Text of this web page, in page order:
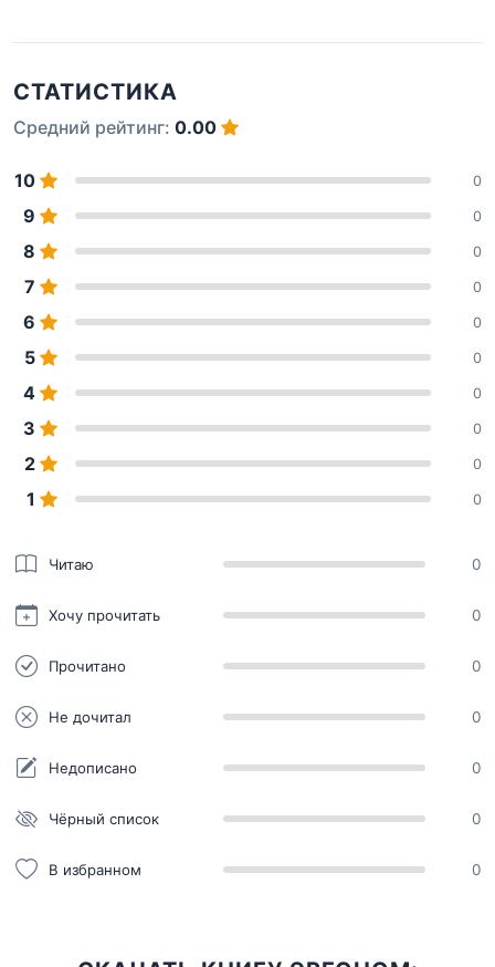
СТАТИСТИКА
Средний рейтинг: 0.00
10 0
9 0
8 0
7 0
6 0
5 0
4 0
3 0
2 0
1 0
Читаю 0
Хочу прочитать 0
Прочитано 0
Не дочитал 0
Недописано 0
Чёрный список 0
В избранном 0